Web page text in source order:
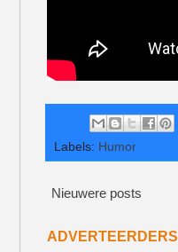
Labels: Humor
Nieuwere posts
ADVERTEERDERS